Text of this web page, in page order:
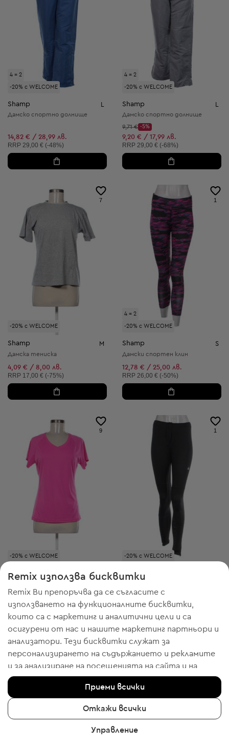
4 = 2
-20% с WELCOME
Shamp L
Дамско спортно долнище
14,82 € / 28,99 лв.
Препоръчителна цена:
RRP 29,00 € (-48%)
4 = 2
-20% с WELCOME
Shamp L
Дамско спортно долнище
Начална цена:
9,71 €
Discount Price:
-5%
Намалена цена:
9,20 € / 17,99 лв.
Препоръчителна цена:
RRP 29,00 € (-68%)
-20% с WELCOME
7
Shamp M
Дамска тениска
4,09 € / 8,00 лв.
Препоръчителна цена:
RRP 17,00 € (-75%)
4 = 2
-20% с WELCOME
1
Shamp S
Дамски спортен клин
12,78 € / 25,00 лв.
Препоръчителна цена:
RRP 26,00 € (-50%)
-20% с WELCOME
9
Shamp M
Дамска спортна тениска
9,00 € / 17,60 лв.
Препоръчителна цена:
RRP14,00 € (-35%)
-20% с WELCOME
1
Shamp
6,13 € / 11,99 лв.
Препоръчителна цена:
RRP26,00 € (-76%)
Remix използва бисквитки
Remix Ви препоръчва да се съгласите с
използването на функционалните бисквитки,
които са с маркетинг и аналитични цели и са
осигурени от нас и нашите маркетинг партньори и
анализатори. Тези бисквитки служат за
персонализирането на съдържанието и рекламите
и за анализиране на посещенията на сайта и на
мобилното приложение - информация, която ни
помага да Ви показваме продукти, които бихте
харесали. Ако сте съгласни, моля потвърдете с
клик върху бутона “Да, съгласен съм“.
За да получите повече информация, моля
Приеми всички
Откажи всички
Управление